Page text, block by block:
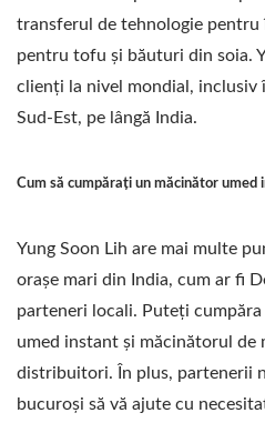
transferul de tehnologie
pentru tofu și băuturi din soia.
clienți la nivel mondial, inclusiv
Sud-Est, pe lângă India.
Cum să cumpărați un măcinător umed
Yung Soon Lih are mai multe
orașe mari din India, cum ar fi
parteneri locali. Puteți
umed instant și măcinătorul de
distribuitori. În plus, partenerii
bucuroși să vă ajute cu